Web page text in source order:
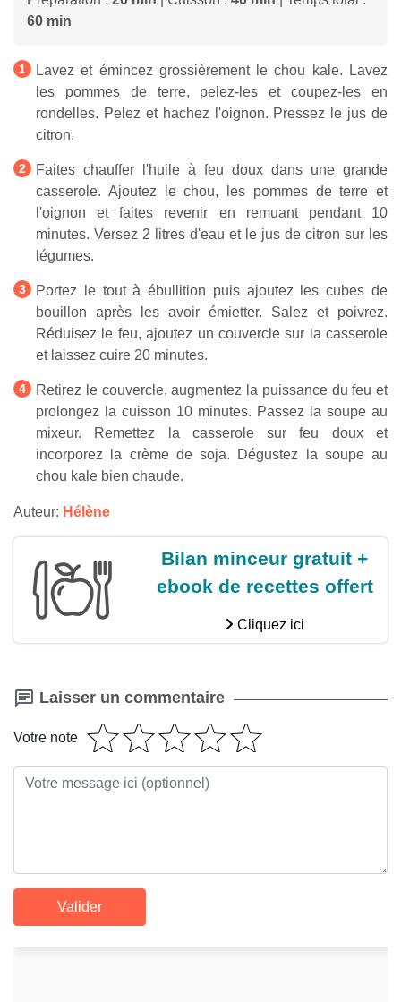
60 min
Lavez et émincez grossièrement le chou kale. Lavez
les pommes de terre, pelez-les et coupez-les en
rondelles. Pelez et hachez l'oignon. Pressez le jus de
citron.
Faites chauffer l'huile à feu doux dans une grande
casserole. Ajoutez le chou, les pommes de terre et
l'oignon et faites revenir en remuant pendant 10
minutes. Versez 2 litres d'eau et le jus de citron sur les
légumes.
Portez le tout à ébullition puis ajoutez les cubes de
bouillon après les avoir émietter. Salez et poivrez.
Réduisez le feu, ajoutez un couvercle sur la casserole
et laissez cuire 20 minutes.
Retirez le couvercle, augmentez la puissance du feu et
prolongez la cuisson 10 minutes. Passez la soupe au
mixeur. Remettez la casserole sur feu doux et
incorporez la crème de soja. Dégustez la soupe au
chou kale bien chaude.
Auteur: Hélène
Bilan minceur gratuit +
ebook de recettes offert
Cliquez ici
Laisser un commentaire
Votre note